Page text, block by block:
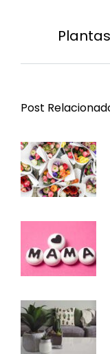
Post